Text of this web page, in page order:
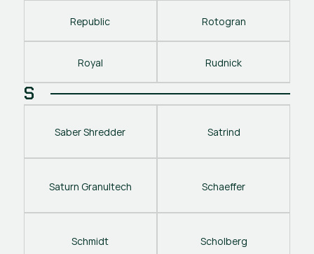
Republic Rotogran
Royal Rudnick
S
Saber Shredder Satrind
Saturn Granultech Schaeffer
Schmidt Scholberg